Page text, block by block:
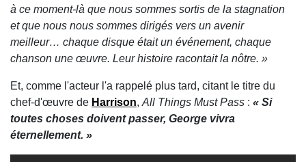
à ce moment-là que nous sommes sortis de la stagnation
et que nous nous sommes dirigés vers un avenir
meilleur… chaque disque était un événement, chaque
chanson une œuvre. Leur histoire racontait la nôtre. »
Et, comme l'acteur l'a rappelé plus tard, citant le titre du
chef-d'œuvre de Harrison, All Things Must Pass : « Si
toutes choses doivent passer, George vivra
éternellement. »